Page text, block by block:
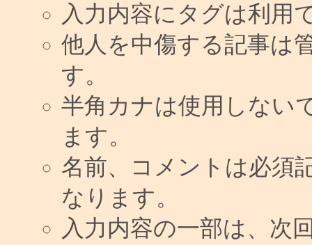
入力内容にタグは利用
他人を中傷する記事は
す。
半角カナは使用しない
ます。
名前、コメントは必須
なります。
入力内容の一部は、次